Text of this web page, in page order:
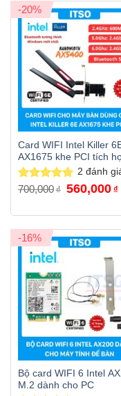
-20%
Card WIFI Intel Killer
AX1675 khe PCI tích
Bluetooth 5.3 có tản
Được xếp
2 đánh
700,000 ₫
Giá
gốc
700,000₫.
560,000 ₫
-16%
Bộ card WIFI 6 Intel
M.2 dành cho PC